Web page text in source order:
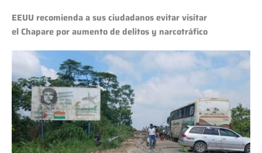
EEUU recomienda a sus ciudadanos evitar visitar
el Chapare por aumento de delitos y narcotráfico